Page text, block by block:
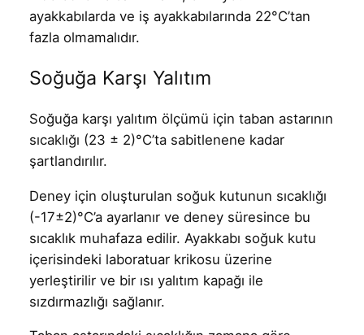
ayakkabılarda ve iş ayakkabılarında 22°C’tan
fazla olmamalıdır.
Soğuğa Karşı Yalıtım
Soğuğa karşı yalıtım ölçümü için taban astarının
sıcaklığı (23 ± 2)°C’ta sabitlenene kadar
şartlandırılır.
Deney için oluşturulan soğuk kutunun sıcaklığı
(-17±2)°C’a ayarlanır ve deney süresince bu
sıcaklık muhafaza edilir. Ayakkabı soğuk kutu
içerisindeki laboratuar krikosu üzerine
yerleştirilir ve bir ısı yalıtım kapağı ile
sızdırmazlığı sağlanır.